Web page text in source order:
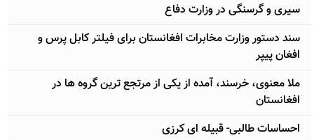
سيری و گرسنگی در وزارت دفاع
سند دستور وزارت مخابرات افغانستان برای فیلتر کابل پرس و
افغان پیپر
ملا معنوی، خرسند، آمده از یکی از مرتجع ترین گروه ها در
افغانستان
احساسات طالبی- قبیله ای کرزی